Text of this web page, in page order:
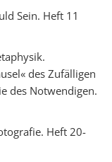
Sein. Heft 11
des Zufälligen
des Notwendigen.
Heft 20-